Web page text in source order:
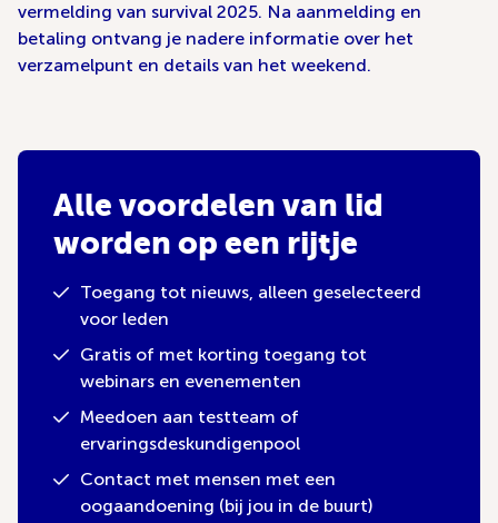
vermelding van survival 2025. Na aanmelding en
betaling ontvang je nadere informatie over het
verzamelpunt en details van het weekend.
Alle voordelen van lid
worden op een rijtje
Toegang tot nieuws, alleen geselecteerd
voor leden
Gratis of met korting toegang tot
webinars en evenementen
Meedoen aan testteam of
ervaringsdeskundigenpool
Contact met mensen met een
oogaandoening (bij jou in de buurt)